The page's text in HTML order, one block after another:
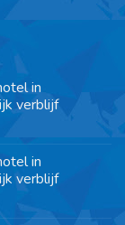
in
verblijf
in
verblijf